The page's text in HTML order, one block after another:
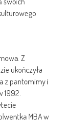
Z
ukończyła
z pantomimy i
1992.
MBA w